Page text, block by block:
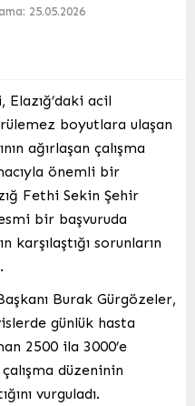
25.05.2026
Elazığ’daki acil
boyutlara ulaşan
ağırlaşan çalışma
önemli bir
Fethi Sekin Şehir
bir başvuruda
karşılaştığı sorunların
Burak Gürgözeler,
günlük hasta
2500 ila 3000’e
düzeninin
vurguladı.